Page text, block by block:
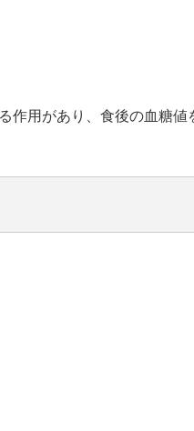
用があり、食後の血糖値